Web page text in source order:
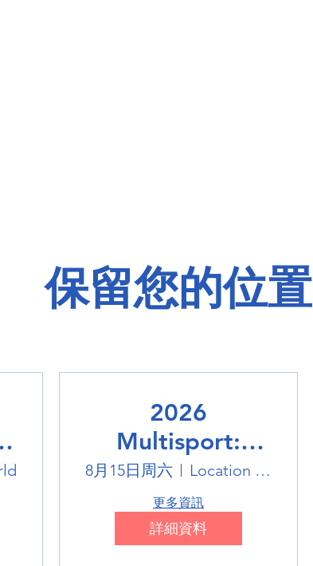
保留您的位置
2026
Multisport:
Winter Sports
Trip
8月15日周六 Location is TBD
更多資訊
詳細資料